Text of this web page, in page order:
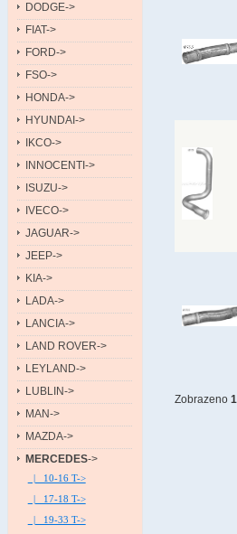
DODGE->
FIAT->
FORD->
FSO->
HONDA->
HYUNDAI->
IKCO->
INNOCENTI->
ISUZU->
IVECO->
JAGUAR->
JEEP->
KIA->
LADA->
LANCIA->
LAND ROVER->
LEYLAND->
LUBLIN->
MAN->
MAZDA->
MERCEDES->
|_ 10-16 T->
|_ 17-18 T->
|_ 19-33 T->
Zobrazeno1